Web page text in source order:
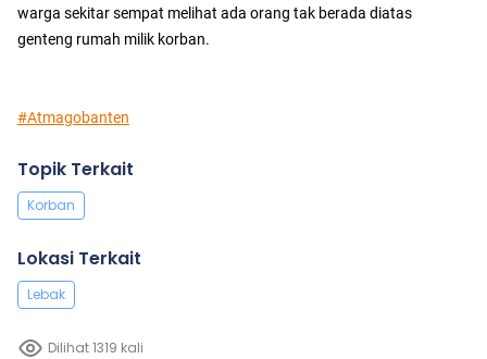
warga sekitar sempat melihat ada orang tak berada diatas
genteng rumah milik korban.
#Atmagobanten
Topik Terkait
Korban
Lokasi Terkait
Lebak
Dilihat 1319 kali